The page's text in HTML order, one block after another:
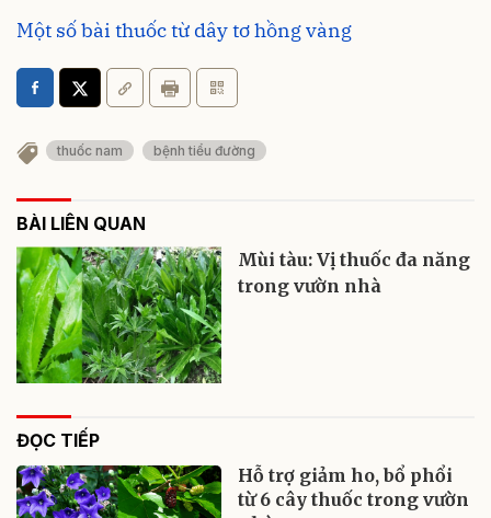
Một số bài thuốc từ dây tơ hồng vàng
thuốc nam bệnh tiểu đường
BÀI LIÊN QUAN
Mùi tàu: Vị thuốc đa năng
trong vườn nhà
ĐỌC TIẾP
Hỗ trợ giảm ho, bổ phổi
từ 6 cây thuốc trong vườn